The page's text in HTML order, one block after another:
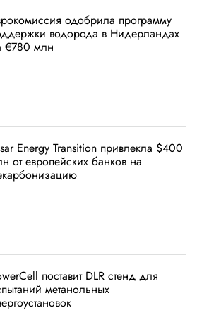
одобрила программу
водорода в Нидерландах
€780 млн
Energy Transition привлекла $400
от европейских банков на
поставит DLR стенд для
метанольных